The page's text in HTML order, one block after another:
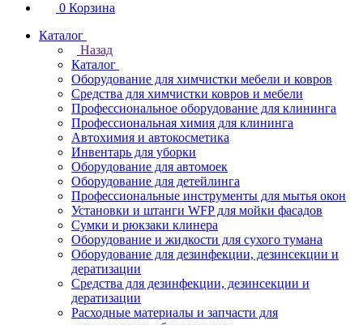
0 Корзина
Каталог
Назад
Каталог
Оборудование для химчистки мебели и ковров
Средства для химчистки ковров и мебели
Профессиональное оборудование для клининга
Профессиональная химия для клининга
Автохимия и автокосметика
Инвентарь для уборки
Оборудование для автомоек
Оборудование для детейлинга
Профессиональные инструменты для мытья окон
Установки и штанги WFP для мойки фасадов
Сумки и рюкзаки клинера
Оборудование и жидкости для сухого тумана
Оборудование для дезинфекции, дезинсекции и
дератизации
Средства для дезинфекции, дезинсекции и
дератизации
Расходные материалы и запчасти для